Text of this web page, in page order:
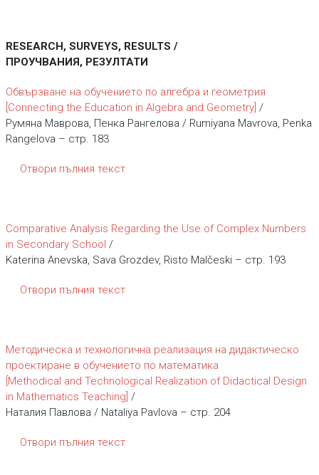
RESEARCH, SURVEYS, RESULTS /
ПРОУЧВАНИЯ, РЕЗУЛТАТИ
Обвързване на обучението по алгебра и геометрия
[Connecting the Education in Algebra and Geometry] /
Румяна Маврова, Пенка Рангелова / Rumiyana Mavrova, Penka
Rangelova – стр. 183
Отвори пълния текст
Comparative Analysis Regarding the Use of Complex Numbers
in Secondary School /
Katerina Anevska, Sava Grozdev, Risto Malčeski – стр. 193
Отвори пълния текст
Методическа и технологична реализация на дидактическо
проектиране в обучението по математика
[Methodical and Technological Realization of Didactical Design
in Mathematics Teaching] /
Наталия Павлова / Nataliya Pavlova – стр. 204
Отвори пълния текст